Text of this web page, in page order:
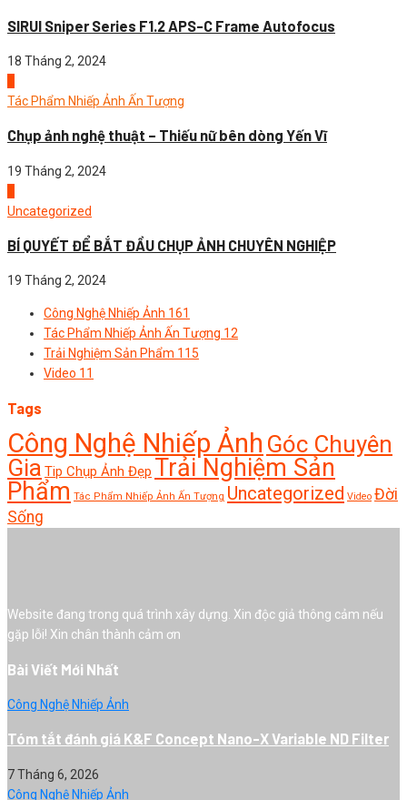
SIRUI Sniper Series F1.2 APS-C Frame Autofocus
18 Tháng 2, 2024
Tác Phẩm Nhiếp Ảnh Ấn Tượng
Chụp ảnh nghệ thuật – Thiếu nữ bên dòng Yến Vĩ
19 Tháng 2, 2024
Uncategorized
BÍ QUYẾT ĐỂ BẮT ĐẦU CHỤP ẢNH CHUYÊN NGHIỆP
19 Tháng 2, 2024
Công Nghệ Nhiếp Ảnh 161
Tác Phẩm Nhiếp Ảnh Ấn Tượng 12
Trải Nghiệm Sản Phẩm 115
Video 11
Tags
Công Nghệ Nhiếp Ảnh Góc Chuyên
Gia Tip Chụp Ảnh Đẹp Trải Nghiệm Sản
Phẩm Tác Phẩm Nhiếp Ảnh Ấn Tượng Uncategorized Video Đời
Sống
Website đang trong quá trình xây dựng. Xin độc giả thông cảm nếu
gặp lỗi! Xin chân thành cảm ơn
Bài Viết Mới Nhất
Công Nghệ Nhiếp Ảnh
Tóm tắt đánh giá K&F Concept Nano-X Variable ND Filter
7 Tháng 6, 2026
Công Nghệ Nhiếp Ảnh